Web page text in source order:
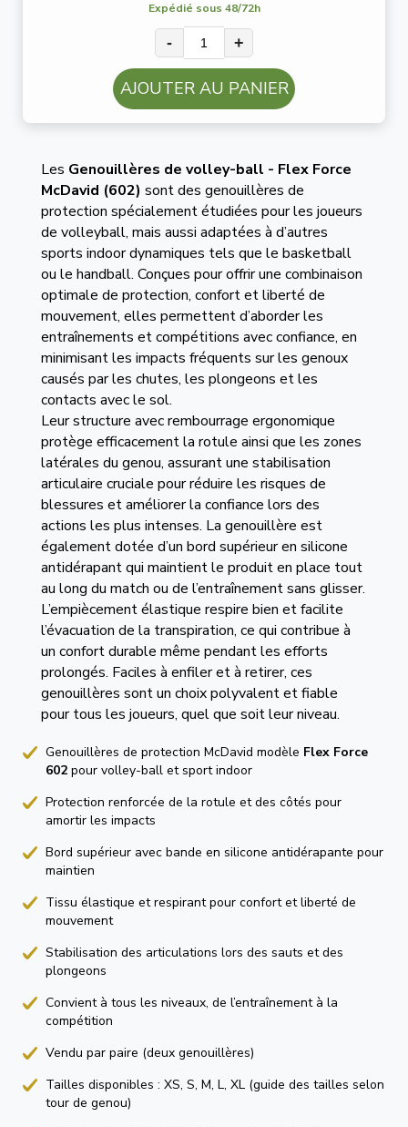
Expédié sous 48/72h
- +
AJOUTER AU PANIER
Les Genouillères de volley-ball - Flex Force
McDavid (602) sont des genouillères de
protection spécialement étudiées pour les joueurs
de volleyball, mais aussi adaptées à d’autres
sports indoor dynamiques tels que le basketball
ou le handball. Conçues pour offrir une combinaison
optimale de protection, confort et liberté de
mouvement, elles permettent d’aborder les
entraînements et compétitions avec confiance, en
minimisant les impacts fréquents sur les genoux
causés par les chutes, les plongeons et les
contacts avec le sol.
Leur structure avec rembourrage ergonomique
protège efficacement la rotule ainsi que les zones
latérales du genou, assurant une stabilisation
articulaire cruciale pour réduire les risques de
blessures et améliorer la confiance lors des
actions les plus intenses. La genouillère est
également dotée d’un bord supérieur en silicone
antidérapant qui maintient le produit en place tout
au long du match ou de l’entraînement sans glisser.
L’empiècement élastique respire bien et facilite
l’évacuation de la transpiration, ce qui contribue à
un confort durable même pendant les efforts
prolongés. Faciles à enfiler et à retirer, ces
genouillères sont un choix polyvalent et fiable
pour tous les joueurs, quel que soit leur niveau.
Genouillères de protection McDavid modèle Flex Force
602 pour volley-ball et sport indoor
Protection renforcée de la rotule et des côtés pour
amortir les impacts
Bord supérieur avec bande en silicone antidérapante pour
maintien
Tissu élastique et respirant pour confort et liberté de
mouvement
Stabilisation des articulations lors des sauts et des
plongeons
Convient à tous les niveaux, de l’entraînement à la
compétition
Vendu par paire (deux genouillères)
Tailles disponibles : XS, S, M, L, XL (guide des tailles selon
tour de genou)